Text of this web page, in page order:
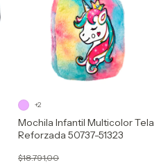
Mochila Infantil Multicolor Tela
Reforzada 50737-51323
$18.791,00
+2